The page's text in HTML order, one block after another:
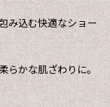
み込む快適なショー
らかな肌ざわりに。